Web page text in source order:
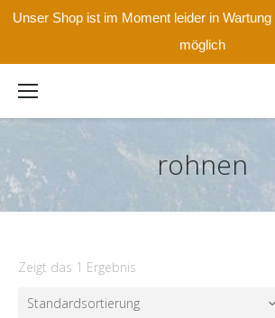
Unser Shop ist im Moment leider in
möglich
rohnen
Zeigt das 1 Ergebnis
Standardsortierung